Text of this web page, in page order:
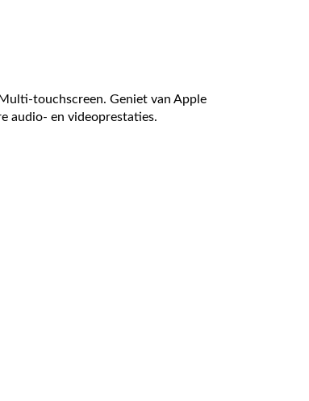
touchscreen. Geniet van Apple
audio- en videoprestaties.